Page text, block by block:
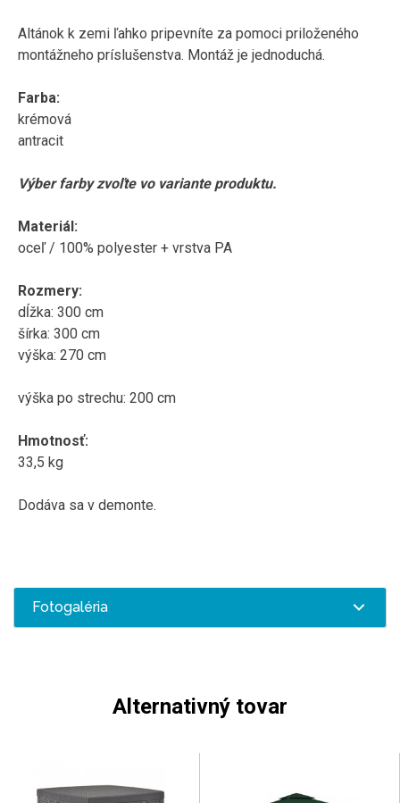
Altánok k zemi ľahko pripevníte za pomoci priloženého
montážneho príslušenstva. Montáž je jednoduchá.
Farba:
krémová
antracit
Výber farby zvoľte vo variante produktu.
Materiál:
oceľ / 100% polyester + vrstva PA
Rozmery:
dĺžka: 300 cm
šírka: 300 cm
výška: 270 cm
výška po strechu: 200 cm
Hmotnosť:
33,5 kg
Dodáva sa v demonte.
Fotogaléria
Alternativný tovar